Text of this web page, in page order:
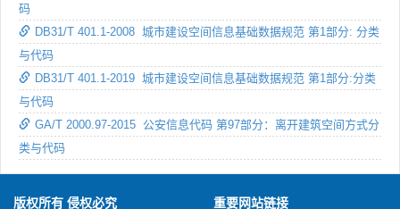
码
DB31/T 401.1-2008 城市建设空间信息基础数据规范 第1部分: 分类
与代码
DB31/T 401.1-2019 城市建设空间信息基础数据规范 第1部分:分类
与代码
GA/T 2000.97-2015 公安信息代码 第97部分：离开建筑空间方式分
类与代码
版权所有 侵权必究 重要网站链接